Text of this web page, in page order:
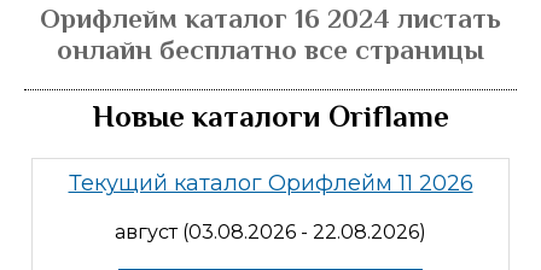
Орифлейм каталог 16 2024 листать
онлайн бесплатно все страницы
Новые каталоги Oriflame
Текущий каталог Орифлейм 11 2026
август (03.08.2026 - 22.08.2026)